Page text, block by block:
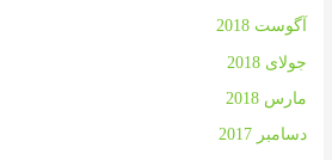
آگوست 2018
جولای 2018
مارس 2018
دسامبر 2017